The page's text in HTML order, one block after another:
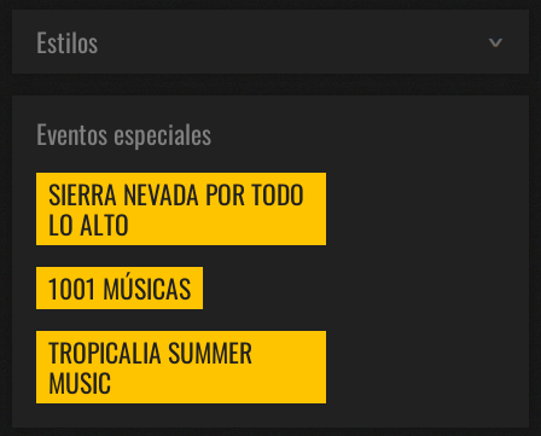
Estilos
Eventos especiales
SIERRA NEVADA POR TODO
LO ALTO
1001 MÚSICAS
TROPICALIA SUMMER
MUSIC